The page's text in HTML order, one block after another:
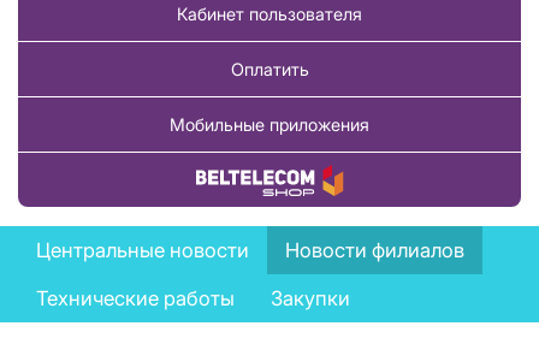
Кабинет пользователя
Оплатить
Мобильные приложения
Купить товар
News
menu
Центральные новости
Новости филиалов
Технические работы
Закупки